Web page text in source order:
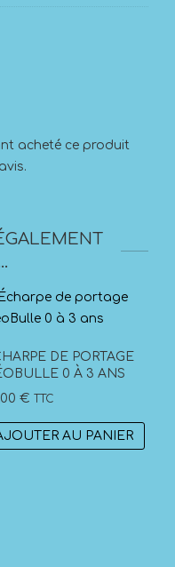
acheté ce produit
DE PORTAGE
0 À 3 ANS
€ TTC
AU PANIER